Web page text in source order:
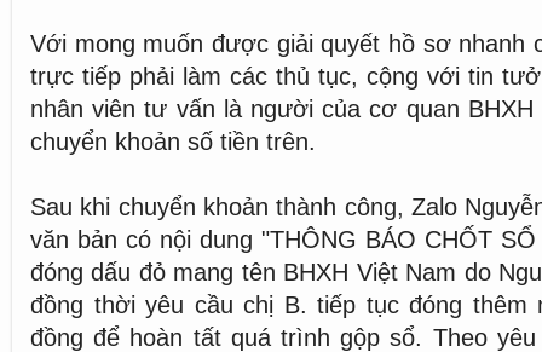
Với mong muốn được giải quyết hồ sơ nhanh
trực tiếp phải làm các thủ tục, cộng với tin
nhân viên tư vấn là người của cơ quan
chuyển khoản số tiền trên.
Sau khi chuyển khoản thành công, Zalo
văn bản có nội dung "THÔNG BÁO CHỐT
đóng dấu đỏ mang tên BHXH Việt Nam do
đồng thời yêu cầu chị B. tiếp tục đóng thêm
đồng để hoàn tất quá trình gộp sổ. Theo